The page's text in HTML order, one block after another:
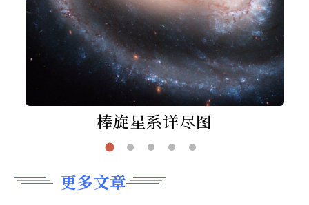
棒旋星系详尽图
更多文章